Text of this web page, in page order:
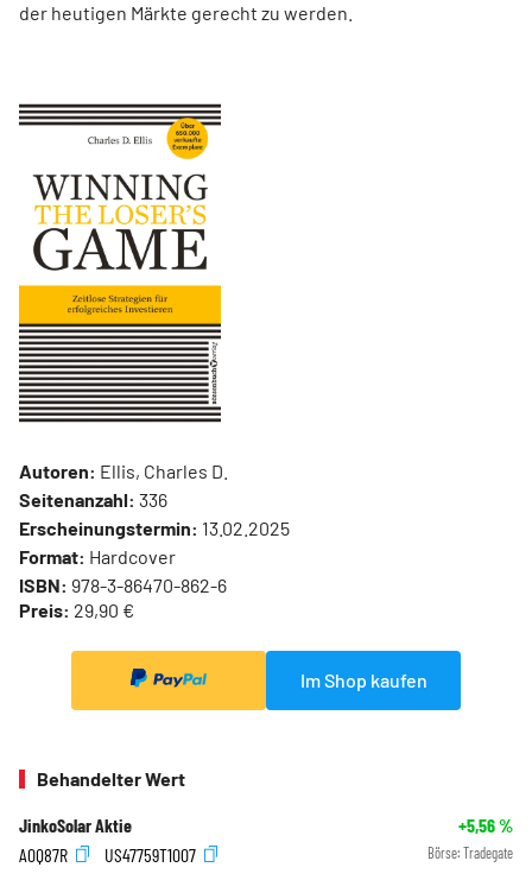
der heutigen Märkte gerecht zu werden.
Autoren: Ellis, Charles D.
Seitenanzahl: 336
Erscheinungstermin: 13.02.2025
Format: Hardcover
ISBN: 978-3-86470-862-6
Preis: 29,90 €
Im Shop kaufen
Behandelter Wert
JinkoSolar Aktie +5,56%
A0Q87R
US47759T1007 Börse: Tradegate